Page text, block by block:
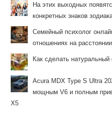
На этих выходных
конкретных знаков
Семейный психолог
отношениях на расстоянии
Как сделать
Acura MDX Type S Ultra
мощным V6 и полным
X5